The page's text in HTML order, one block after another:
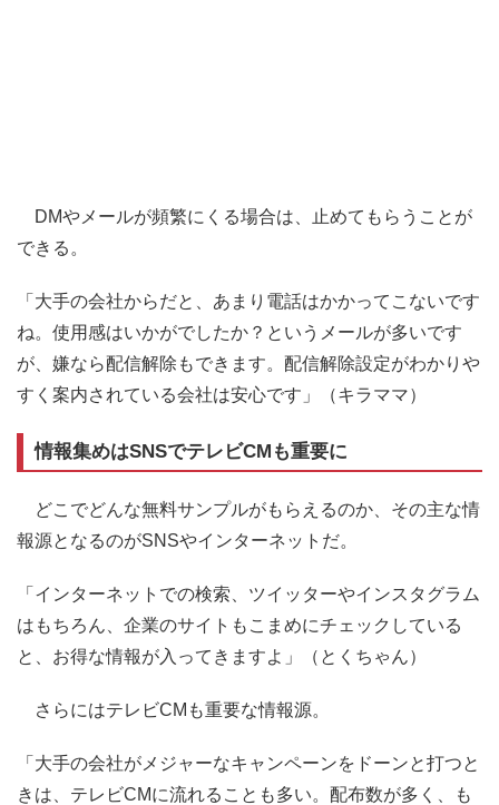
DMやメールが頻繁にくる場合は、止めてもらうことが
できる。
「大手の会社からだと、あまり電話はかかってこないです
ね。使用感はいかがでしたか？というメールが多いです
が、嫌なら配信解除もできます。配信解除設定がわかりや
すく案内されている会社は安心です」（キラママ）
情報集めはSNSでテレビCMも重要に
どこでどんな無料サンプルがもらえるのか、その主な情
報源となるのがSNSやインターネットだ。
「インターネットでの検索、ツイッターやインスタグラム
はもちろん、企業のサイトもこまめにチェックしている
と、お得な情報が入ってきますよ」（とくちゃん）
さらにはテレビCMも重要な情報源。
「大手の会社がメジャーなキャンペーンをドーンと打つと
きは、テレビCMに流れることも多い。配布数が多く、も